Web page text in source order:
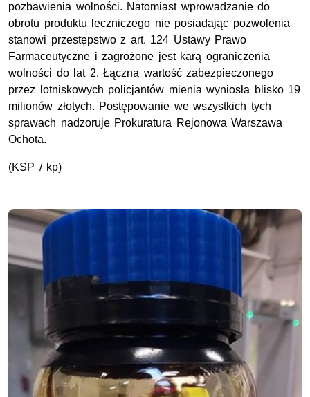
pozbawienia wolności. Natomiast wprowadzanie do
obrotu produktu leczniczego nie posiadając pozwolenia
stanowi przestępstwo z art. 124 Ustawy Prawo
Farmaceutyczne i zagrożone jest karą ograniczenia
wolności do lat 2. Łączna wartość zabezpieczonego
przez lotniskowych policjantów mienia wyniosła blisko 19
milionów złotych. Postępowanie we wszystkich tych
sprawach nadzoruje Prokuratura Rejonowa Warszawa
Ochota.
(KSP / kp)